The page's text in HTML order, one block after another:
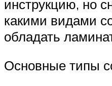
инструкцию, но
какими видами
обладать
Основные типы